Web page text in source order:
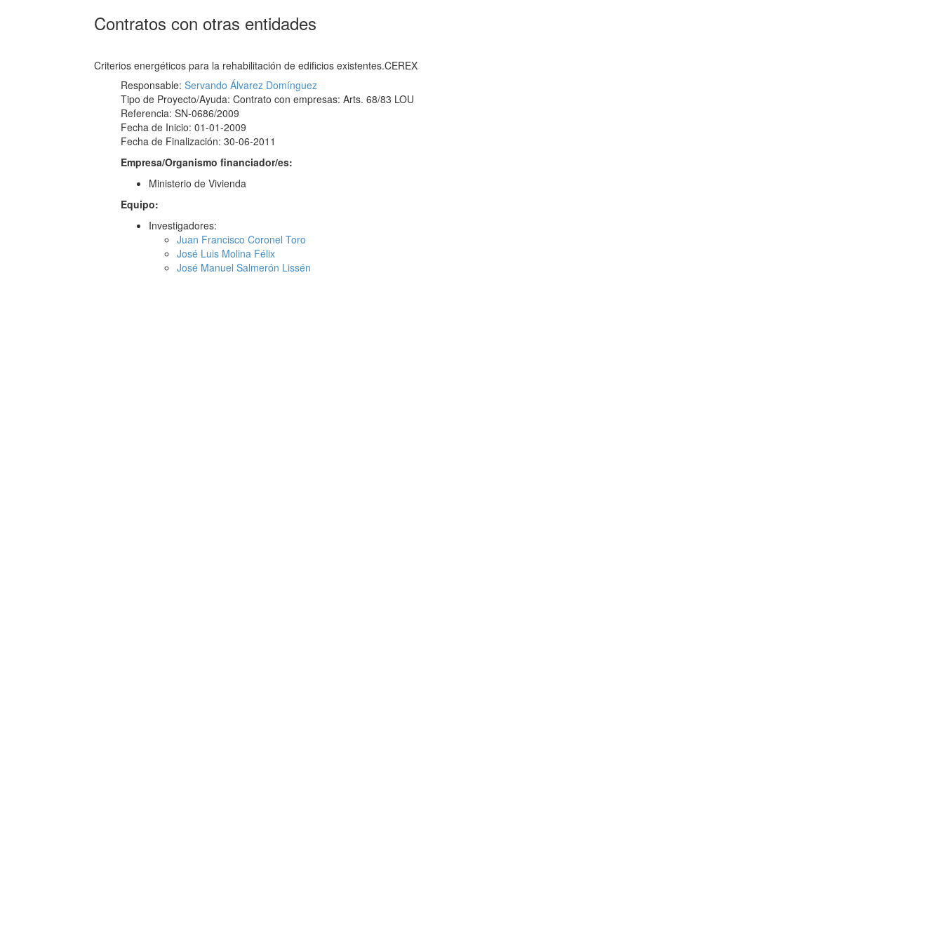
Contratos con otras entidades
Criterios energéticos para la rehabilitación de edificios existentes.CEREX
Responsable:Servando Álvarez Domínguez
Tipo de Proyecto/Ayuda: Contrato con empresas: Arts. 68/83 LOU
Referencia: SN-0686/2009
Fecha de Inicio: 01-01-2009
Fecha de Finalización: 30-06-2011
Empresa/Organismo financiador/es:
Ministerio de Vivienda
Equipo:
Investigadores:
Juan Francisco Coronel Toro
José Luis Molina Félix
José Manuel Salmerón Lissén